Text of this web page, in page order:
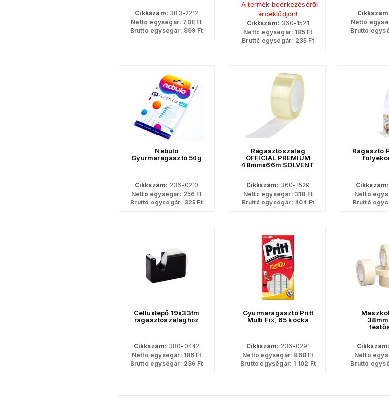
Cikkszám: 383-2212
Nettó egységár: 708 Ft
Bruttó egységár: 899 Ft
A termék beérkezéséről
érdeklődjön!
Cikkszám: 360-1521
Nettó egységár: 185 Ft
Bruttó egységár: 235 Ft
Cikkszám:
Nettó
Bruttó
Nebulo
Gyurmaragasztó 50g
Cikkszám: 236-0210
Nettó egységár: 256 Ft
Bruttó egységár: 325 Ft
Ragasztószalag
OFFICIAL PREMIUM
48mmx66m SOLVENT
Cikkszám: 360-1529
Nettó egységár: 318 Ft
Bruttó egységár: 404 Ft
Ragasztó
Cikkszám:
Nettó
Bruttó
Celluxtépő 19x33fm
ragasztószalaghoz
Cikkszám: 380-0442
Nettó egységár: 186 Ft
Bruttó egységár: 236 Ft
Gyurmaragasztó Pritt
Multi Fix, 65 kocka
Cikkszám: 236-0291
Nettó egységár: 868 Ft
Bruttó egységár: 1 102 Ft
Cikkszám:
Nettó
Bruttó